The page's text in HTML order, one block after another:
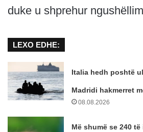
duke u shprehur
LEXO EDHE:
Italia hedh poshtë
Madridi hakmerret
08.08.2026
Më shumë se 240